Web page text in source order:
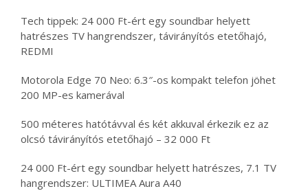
Tech tippek: 24 000 Ft-ért egy soundbar helyett
hatrészes TV hangrendszer, távirányítós etetőhajó,
REDMI
Motorola Edge 70 Neo: 6.3″-os kompakt telefon jöhet
200 MP-es kamerával
500 méteres hatótávval és két akkuval érkezik ez az
olcsó távirányítós etetőhajó – 32 000 Ft
24 000 Ft-ért egy soundbar helyett hatrészes, 7.1 TV
hangrendszer: ULTIMEA Aura A40